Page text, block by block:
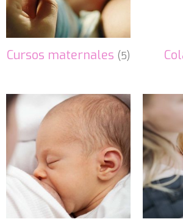
Cursos maternales (5)